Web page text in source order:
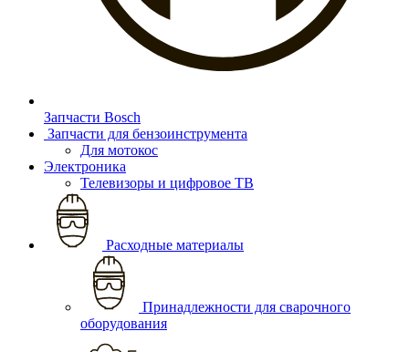
Запчасти Bosch
Запчасти для бензоинструмента
Для мотокос
Электроника
Телевизоры и цифровое ТВ
Расходные материалы
Принадлежности для сварочного
оборудования